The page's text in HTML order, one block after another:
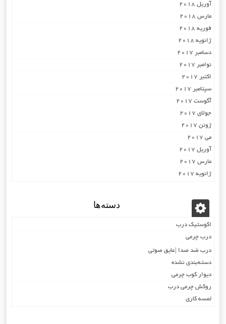
آوریل 2018
مارس 2018
فوریه 2018
ژانویه 2018
دسامبر 2017
نوامبر 2017
اکتبر 2017
سپتامبر 2017
آگوست 2017
جولای 2017
ژوئن 2017
می 2017
آوریل 2017
مارس 2017
ژانویه 2017
دسته‌ها
اکوستیک درب
درب چرمی
درب ضد صدا |عایق صوتی
دسته‌بندی نشده
دیوار کوب چرمی
روکش چرمی درب
لمسه کاری